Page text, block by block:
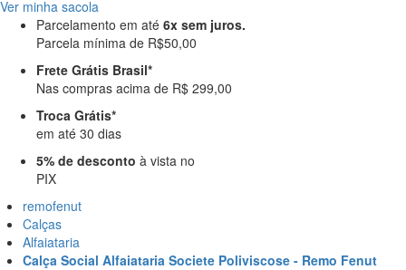
Ver minha sacola
Parcelamento em até 6x sem juros.
Parcela mínima de R$50,00
Frete Grátis Brasil*
Nas compras acima de R$ 299,00
Troca Grátis*
em até 30 dias
5% de desconto à vista no
PIX
remofenut
Calças
Alfaiataria
Calça Social Alfaiataria Societe Poliviscose - Remo Fenut